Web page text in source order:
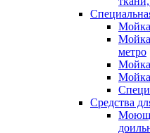
Мойка
метро
Мойка
Средства